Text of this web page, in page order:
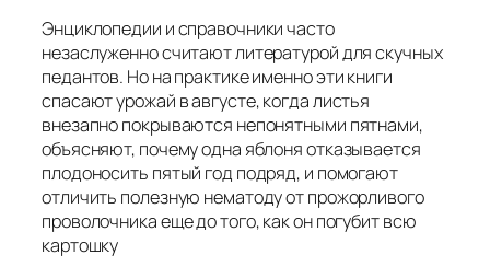
Энциклопедии и справочники часто
незаслуженно считают литературой для скучных
педантов. Но на практике именно эти книги
спасают урожай в августе, когда листья
внезапно покрываются непонятными пятнами,
объясняют, почему одна яблоня отказывается
плодоносить пятый год подряд, и помогают
отличить полезную нематоду от прожорливого
проволочника еще до того, как он погубит всю
картошку